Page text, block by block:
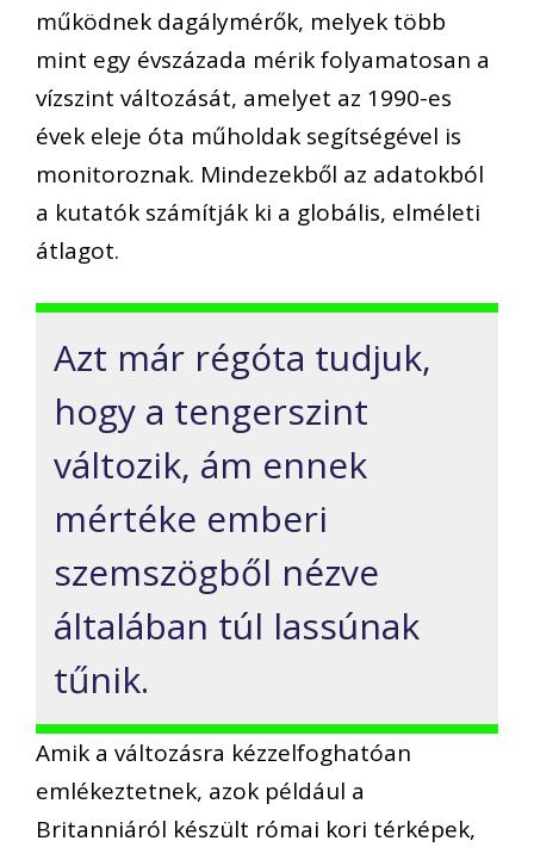
működnek dagálymérők, melyek több
mint egy évszázada mérik folyamatosan a
vízszint változását, amelyet az 1990-es
évek eleje óta műholdak segítségével is
monitoroznak. Mindezekből az adatokból
a kutatók számítják ki a globális, elméleti
átlagot.
Azt már régóta tudjuk,
hogy a tengerszint
változik, ám ennek
mértéke emberi
szemszögből nézve
általában túl lassúnak
tűnik.
Amik a változásra kézzelfoghatóan
emlékeztetnek, azok például a
Britanniáról készült római kori térképek,